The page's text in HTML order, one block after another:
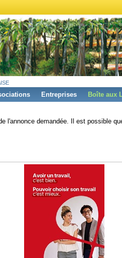
Entreprises Boîte aux
l'annonce demandée. Il est possible